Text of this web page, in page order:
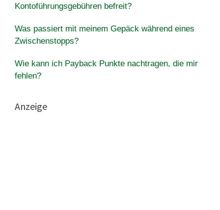
Kontoführungsgebühren befreit?
Was passiert mit meinem Gepäck während eines
Zwischenstopps?
Wie kann ich Payback Punkte nachtragen, die mir
fehlen?
Anzeige